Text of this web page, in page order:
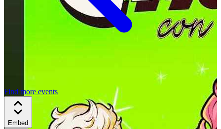
Find more events
Embed